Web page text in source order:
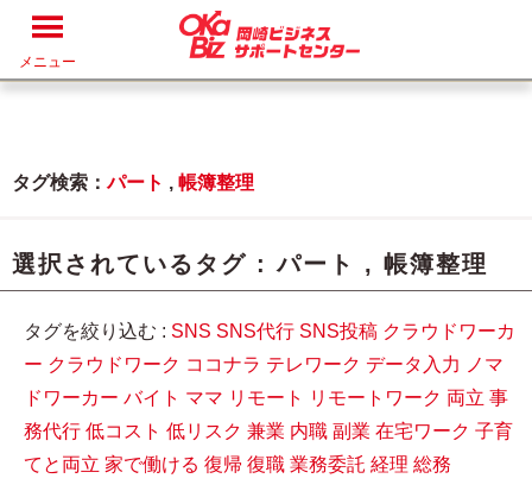
メニュー
タグ検索：パート , 帳簿整理
選択されているタグ :パート , 帳簿整理
タグを絞り込む : SNS SNS代行 SNS投稿 クラウドワーカ
ー クラウドワーク ココナラ テレワーク データ入力 ノマ
ドワーカー バイト ママ リモート リモートワーク 両立 事
務代行 低コスト 低リスク 兼業 内職 副業 在宅ワーク 子育
てと両立 家で働ける 復帰 復職 業務委託 経理 総務